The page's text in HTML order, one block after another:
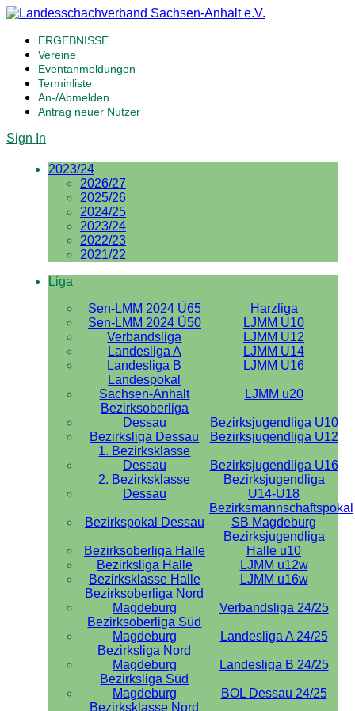
ERGEBNISSE
Vereine
Eventanmeldungen
Terminliste
An-/Abmelden
Antrag neuer Nutzer
Sign In
2023/24
2026/27
2025/26
2024/25
2023/24
2022/23
2021/22
Liga
Sen-LMM 2024 Ü65
Harzliga
Sen-LMM 2024 Ü50
LJMM U10
Verbandsliga
LJMM U12
Landesliga A
LJMM U14
Landesliga B
LJMM U16
Landespokal
Sachsen-Anhalt
LJMM u20
Bezirksoberliga
Dessau
Bezirksjugendliga U10
Bezirksliga Dessau
Bezirksjugendliga U12
1. Bezirksklasse
Dessau
Bezirksjugendliga U16
2. Bezirksklasse
Dessau
Bezirksjugendliga
U14-U18
Bezirkspokal Dessau
Bezirksmannschaftspokal
SB Magdeburg
Bezirksoberliga Halle
Bezirksjugendliga
Halle u10
Bezirksliga Halle
LJMM u12w
Bezirksklasse Halle
LJMM u16w
Bezirksoberliga Nord
Magdeburg
Verbandsliga 24/25
Bezirksoberliga Süd
Magdeburg
Landesliga A 24/25
Bezirksliga Nord
Magdeburg
Landesliga B 24/25
Bezirksliga Süd
Magdeburg
BOL Dessau 24/25
Bezirksklasse Nord